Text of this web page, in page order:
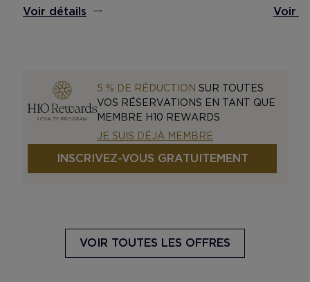
Voir détails Voir
5 % DE RÉDUCTION SUR TOUTES
VOS RÉSERVATIONS EN TANT QUE
MEMBRE H10 REWARDS
JE SUIS DÉJÀ MEMBRE
INSCRIVEZ-VOUS GRATUITEMENT
VOIR TOUTES LES OFFRES